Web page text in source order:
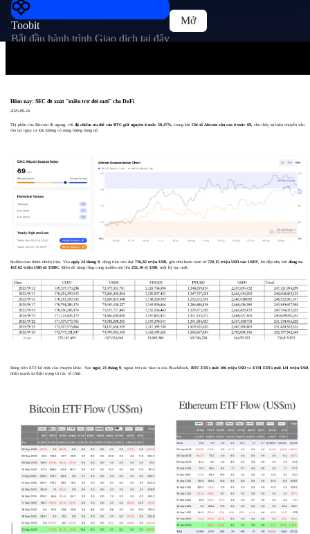
Toobit
Bắt đầu hành trình Giao dịch tại đây
Mở
Hôm nay: SEC đề xuất "miễn trừ đổi mới" cho DeFi
2025-09-24
Thị phần của Bitcoin đi ngang, với độ chiếm ưu thế của BTC giữ nguyên ở mức 58,47%, trong khi Chỉ số Altcoin vẫn cao ở mức 69,
cho thấy sự luân chuyển vẫn
tồn tại ngay cả khi không có năng lượng bùng nổ.
Stablecoins thêm nhiên liệu. Vào ngày 24 tháng 9, dòng tiền vào đạt 736,82 triệu USD, gần như hoàn toàn từ729,15 triệu USD vào USDT, bù đắp nhẹ bởi dòng ra
167,62 triệu USD từ USDC. Điều đó nâng tổng cung stablecoin lên 252,16 tỷ USD, một kỷ lục mới.
Dòng tiền ETF kể một câu chuyện khác. Vào ngày 23 tháng 9, ngoại trừ các bản in của BlackRock, BTC ETFs mất 106 triệu USDvà ETH ETFs mất 141 triệu USD,
nhấn mạnh sự thận trọng từ các tổ chức.